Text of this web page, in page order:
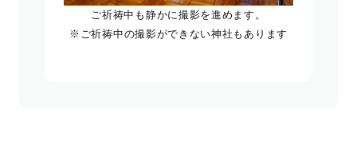
ご祈祷中も静かに撮影を進めます。
※ご祈祷中の撮影ができない神社もあります